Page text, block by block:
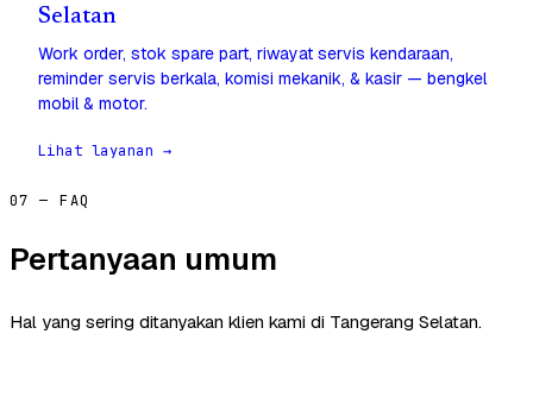
Selatan
Work order, stok spare part, riwayat servis kendaraan,
reminder servis berkala, komisi mekanik, & kasir — bengkel
mobil & motor.
Lihat layanan →
07 — FAQ
Pertanyaan umum
Hal yang sering ditanyakan klien kami di Tangerang Selatan.